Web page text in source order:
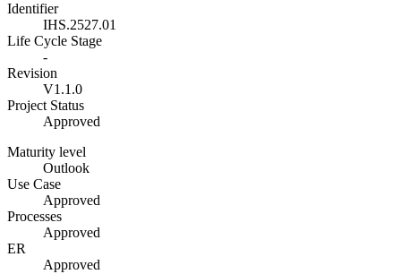
Identifier
IHS.2527.01
Life Cycle Stage
-
Revision
V1.1.0
Project Status
Approved
Maturity level
Outlook
Use Case
Approved
Processes
Approved
ER
Approved